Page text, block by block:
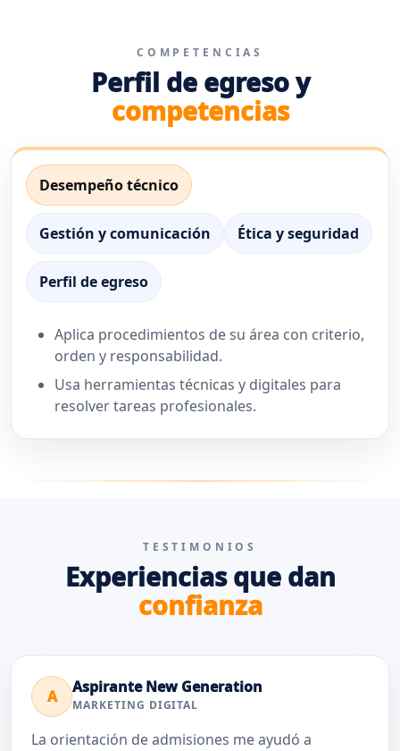
COMPETENCIAS
Perfil de egreso y
competencias
Desempeño técnico
Gestión y comunicación Ética y seguridad
Perfil de egreso
Aplica procedimientos de su área con criterio,
orden y responsabilidad.
Usa herramientas técnicas y digitales para
resolver tareas profesionales.
TESTIMONIOS
Experiencias que dan
confianza
A Aspirante New Generation
MARKETING DIGITAL
La orientación de admisiones me ayudó a